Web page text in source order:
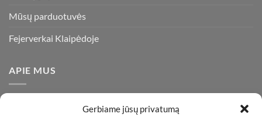
Gerbiame jūsų privatumą
Mūsų parduotuvės
Fejerverkai Klaipėdoje
APIE MUS
visada stengiamės pasiūlyti tik kokybiškiausius ir geriausius